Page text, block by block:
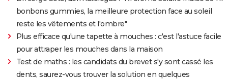
bonbons gummies, la meilleure protection face au soleil
reste les vêtements et l'ombre"
Plus efficace qu'une tapette à mouches : c'est l'astuce facile
pour attraper les mouches dans la maison
Test de maths : les candidats du brevet s'y sont cassé les
dents, saurez-vous trouver la solution en quelques